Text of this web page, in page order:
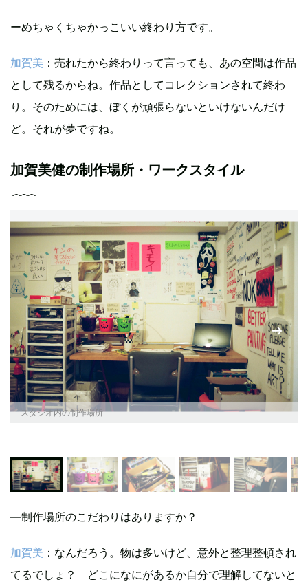
ーめちゃくちゃかっこいい終わり方です。
加賀美 ：売れたから終わりって言っても、あの空間は作品
として残るからね。作品としてコレクションされて終わ
り。そのためには、ぼくが頑張らないといけないんだけ
ど。それが夢ですね。
加賀美健の制作場所・ワークスタイル
スタジオ内の制作場所
―制作場所のこだわりはありますか？
加賀美 ：なんだろう。物は多いけど、意外と整理整頓され
てるでしょ？ どこになにがあるか自分で理解してないと